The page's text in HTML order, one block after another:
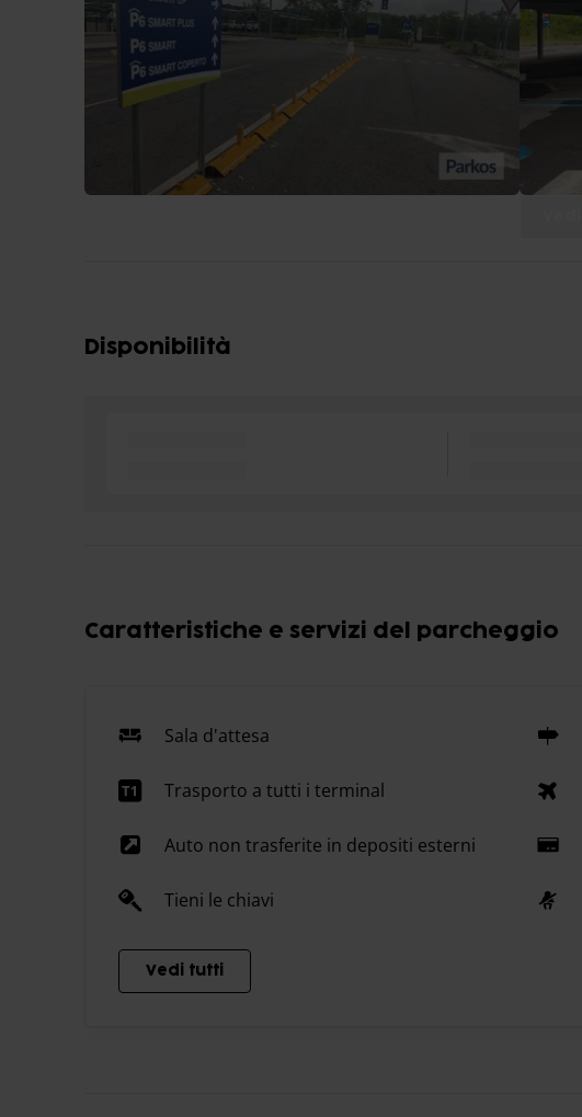
Disponibilità
Caratteristiche e servizi del parcheggio
Sala d'attesa
Trasporto a tutti i terminal
Auto non trasferite in depositi esterni
Tieni le chiavi
Vedi tutti